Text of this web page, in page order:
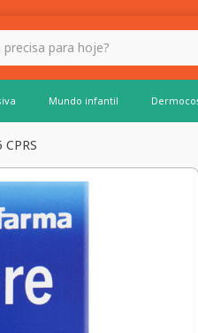
Mundo infantil
CPRS